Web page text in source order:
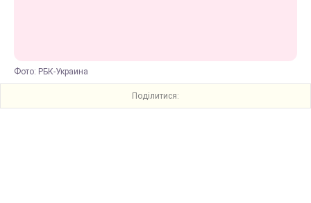
Фото: РБК-Украина
Поділитися: